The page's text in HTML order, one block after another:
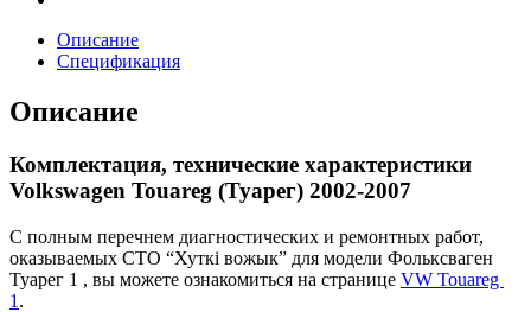
Описание
Спецификация
Описание
Комплектация, технические характеристики
Volkswagen Touareg (Туарег) 2002-2007
С полным перечнем диагностических и ремонтных работ,
оказываемых СТО “Хуткi вожык” для модели Фольксваген
Туарег 1 , вы можете ознакомиться на странице VW Touareg
1 .